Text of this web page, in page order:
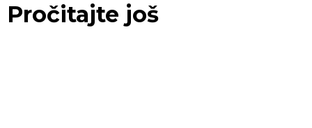
Pročitajte još